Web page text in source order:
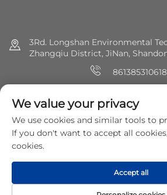
3Rd. Longshan Environmental
Zhangqiu District, JiNan,
[email
Technology Co., Ltd. Hak-hak semua
We value your privacy
We use cookies and similar tools to
If you don't want to accept all
cookies.
Accept all